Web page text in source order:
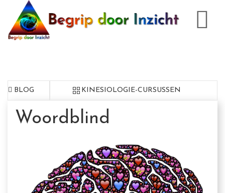
BLOG KINESIOLOGIE-CURSUSSEN
Woordblind